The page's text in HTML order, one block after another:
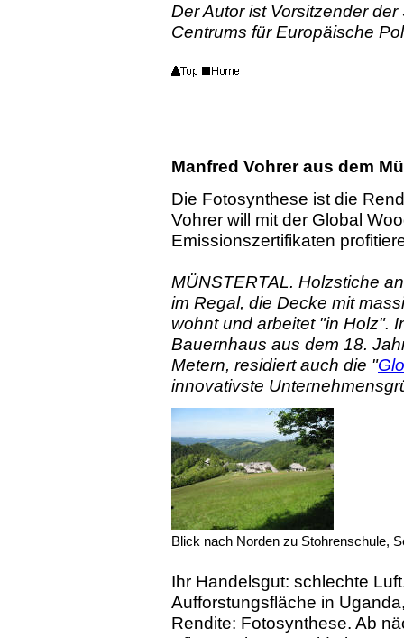
Der Autor ist Vorsitzender
Centrums für Europäische
Manfred Vohrer aus dem
Die Fotosynthese ist die
Vohrer will mit der Global
Emissionszertifikaten
MÜNSTERTAL. Holzstiche
im Regal, die Decke mit
wohnt und arbeitet "in Holz".
Bauernhaus aus dem 18.
Metern, residiert auch die "
innovativste
Blick nach Norden zu Stohrenschule,
Ihr Handelsgut: schlechte
Aufforstungsfläche in
Rendite: Fotosynthese. Ab